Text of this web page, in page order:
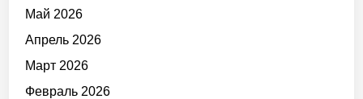
Май 2026
Апрель 2026
Март 2026
Февраль 2026